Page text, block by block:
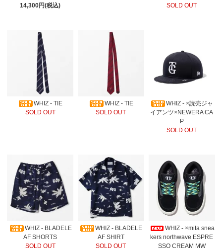
14,300円(税込)
SOLD OUT
WHIZ - TIE
SOLD OUT
WHIZ - TIE
SOLD OUT
WHIZ - ×読売ジャ
イアンツ×NEWERA CA
P
SOLD OUT
WHIZ - BLADELE
AF SHORTS
SOLD OUT
WHIZ - BLADELE
AF SHIRT
SOLD OUT
WHIZ - ×mita snea
kers northwave ESPRE
SSO CREAM MW